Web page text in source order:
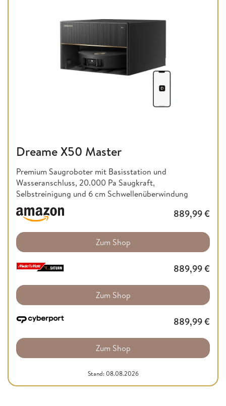
Dreame X50 Master
Premium Saugroboter mit Basisstation und
Wasseranschluss, 20.000 Pa Saugkraft,
Selbstreinigung und 6 cm Schwellenüberwindung
889,99€
Zum Shop
889,99€
Zum Shop
889,99€
Zum Shop
Stand: 08.08.2026